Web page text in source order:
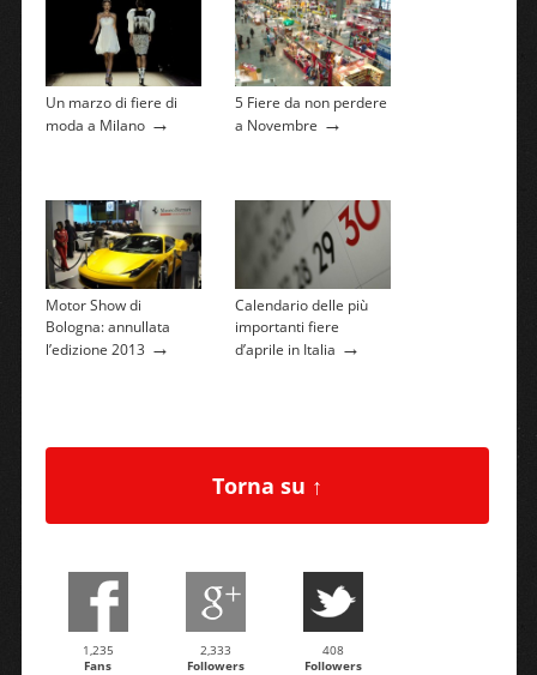
Un marzo di fiere di
moda a Milano→
5 Fiere da non perdere
a Novembre →
Motor Show di
Bologna: annullata
l’edizione 2013 →
Calendario delle più
importanti fiere
d’aprile in Italia →
Torna su ↑
1,235
Fans
2,333
Followers
408
Followers